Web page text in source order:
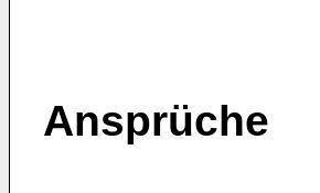
Ansprüche